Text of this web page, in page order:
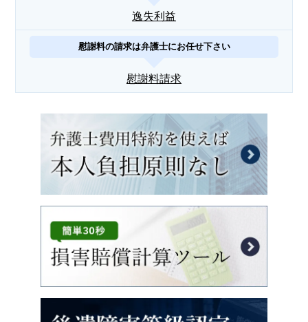
逸失利益
慰謝料の請求は弁護士にお任せ下さい
慰謝料請求